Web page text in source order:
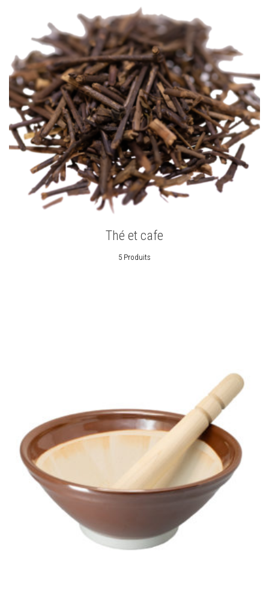
Thé et cafe
5 Produits